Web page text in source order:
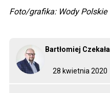
28 kwietnia 2020
Bartłomiej Czekała
Foto/grafika: Wody Polskie